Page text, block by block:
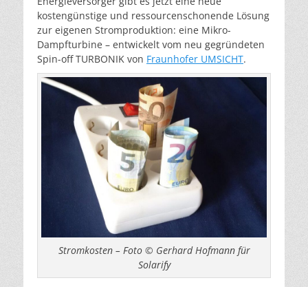
kostengünstige und ressourcenschonende Lösung
zur eigenen Stromproduktion: eine Mikro-
Dampfturbine – entwickelt vom neu gegründeten
Spin-off TURBONIK von Fraunhofer UMSICHT.
Stromkosten – Foto © Gerhard Hofmann für
Solarify